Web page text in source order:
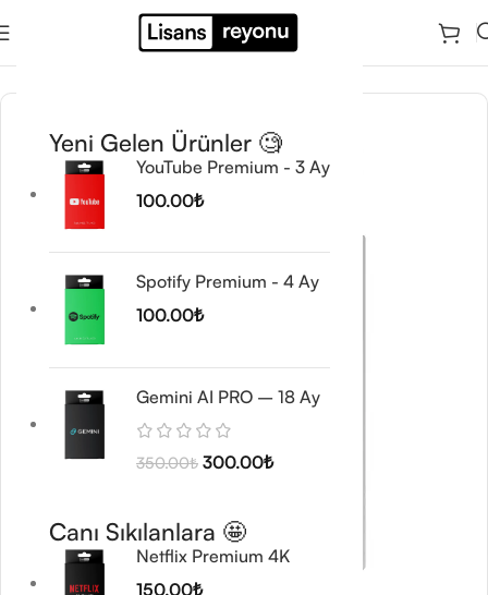
Yeni Gelen Ürünler 🧐
YouTube Premium - 3 Ay
100.00₺
Spotify Premium - 4 Ay
100.00₺
Gemini AI PRO – 18 Ay
350.00₺ 300.00₺
Canı Sıkılanlara 🤩
Netflix Premium 4K
150.00₺
Yapay Zeka & SEO Araçları